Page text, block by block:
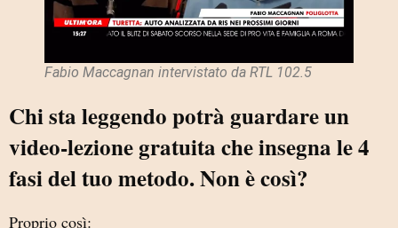
Fabio Maccagnan intervistato da RTL 102.5
Chi sta leggendo potrà guardare un
video-lezione gratuita che insegna le 4
fasi del tuo metodo. Non è così?
Proprio così: